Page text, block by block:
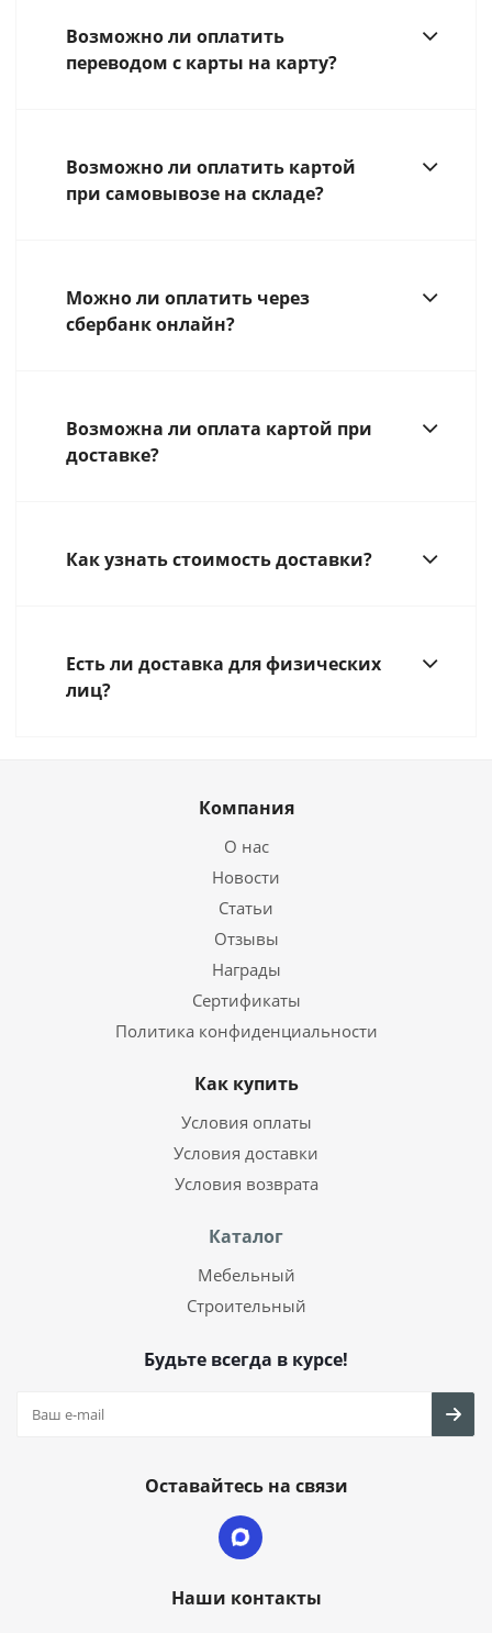
Возможно ли оплатить
переводом с карты на карту?
Возможно ли оплатить картой
при самовывозе на складе?
Можно ли оплатить через
сбербанк онлайн?
Возможна ли оплата картой при
доставке?
Как узнать стоимость доставки?
Есть ли доставка для физических
лиц?
Компания
О нас
Новости
Статьи
Отзывы
Награды
Сертификаты
Политика конфиденциальности
Как купить
Условия оплаты
Условия доставки
Условия возврата
Каталог
Мебельный
Строительный
Будьте всегда в курсе!
Оставайтесь на связи
Наши контакты